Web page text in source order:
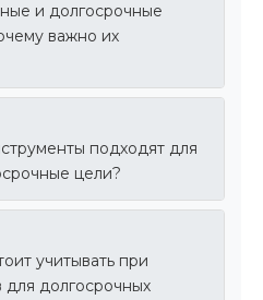
и долгосрочные
важно их
подходят для
цели?
учитывать при
долгосрочных